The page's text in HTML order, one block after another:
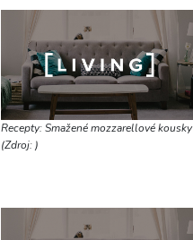
Recepty: Smažené mozzarellové kousky
(Zdroj: )